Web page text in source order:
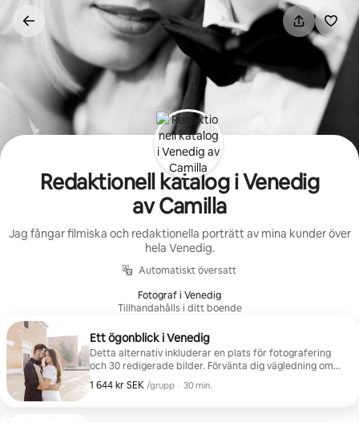
Hoppa
till
innehåll
Redaktionell katalog i Venedig
av Camilla
Jag fångar filmiska och redaktionella porträtt av mina kunder över
hela Venedig.
Automatiskt översatt
Fotograf i Venedig
Tillhandahålls i ditt boende
Ett ögonblick i Venedig
Detta alternativ inkluderar en plats för fotografering
och 30 redigerade bilder. Förvänta dig vägledning om
hur du ska posera under hela sessionen.
1 644 kr SEK /grupp
1 644 kr SEK per grupp
, · 30 min.